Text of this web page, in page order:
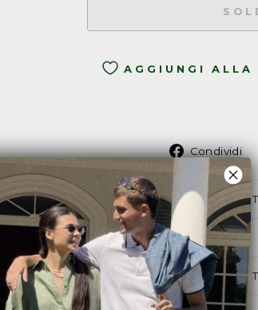
AGGIUNGI
Condividi
COME PUOI
CONSEGNA & RESO
HAI BISOGNO DI